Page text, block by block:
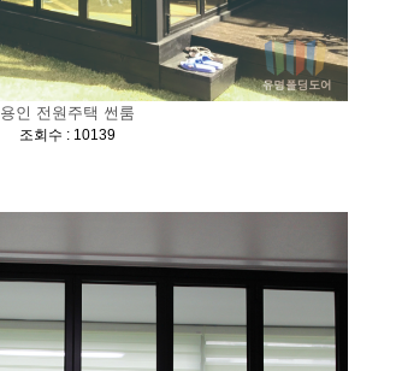
용인 전원주택 썬룸
조회수 : 10139